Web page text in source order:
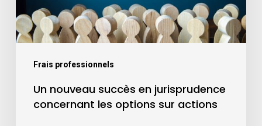
Frais professionnels
Un nouveau succès en jurisprudence
concernant les options sur actions